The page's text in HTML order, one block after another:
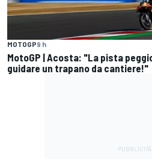
MOTOGP9 h
MotoGP | Acosta: "La pista
guidare un trapano da cantiere!"